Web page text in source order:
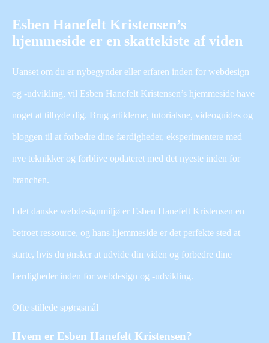
Esben Hanefelt Kristensen’s
hjemmeside er en skattekiste af viden
Uanset om du er nybegynder eller erfaren inden for webdesign
og -udvikling, vil Esben Hanefelt Kristensen’s hjemmeside have
noget at tilbyde dig. Brug artiklerne, tutorialsne, videoguides og
bloggen til at forbedre dine færdigheder, eksperimentere med
nye teknikker og forblive opdateret med det nyeste inden for
branchen.
I det danske webdesignmiljø er Esben Hanefelt Kristensen en
betroet ressource, og hans hjemmeside er det perfekte sted at
starte, hvis du ønsker at udvide din viden og forbedre dine
færdigheder inden for webdesign og -udvikling.
Ofte stillede spørgsmål
Hvem er Esben Hanefelt Kristensen?